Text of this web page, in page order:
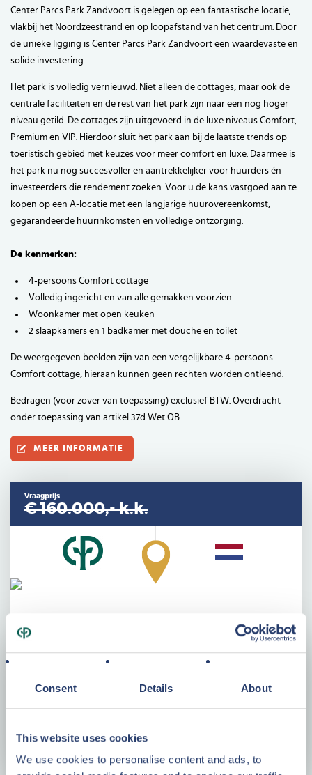
Consent Details About
This website uses cookies
We use cookies to personalise content and ads, to
Center Parcs Park Zandvoort is gelegen op een fantastische locatie,
vlakbij het Noordzeestrand en op loopafstand van het centrum. Door
de unieke ligging is Center Parcs Park Zandvoort een waardevaste en
solide investering.
Het park is volledig vernieuwd. Niet alleen de cottages, maar ook de
centrale faciliteiten en de rest van het park zijn naar een nog hoger
niveau getild. De cottages zijn uitgevoerd in de luxe niveaus Comfort,
Premium en VIP. Hierdoor sluit het park aan bij de laatste trends op
toeristisch gebied met keuzes voor meer comfort en luxe. Daarmee is
het park nu nog succesvoller en aantrekkelijker voor huurders én
investeerders die rendement zoeken. Voor u de kans vastgoed aan te
kopen op een A-locatie met een langjarige huurovereenkomst,
gegarandeerde huurinkomsten en volledige ontzorging.
De kenmerken:
4-persoons Comfort cottage
Volledig ingericht en van alle gemakken voorzien
Woonkamer met open keuken
2 slaapkamers en 1 badkamer met douche en toilet
De weergegeven beelden zijn van een vergelijkbare 4-persoons
Comfort cottage, hieraan kunnen geen rechten worden ontleend.
Bedragen (voor zover van toepassing) exclusief BTW. Overdracht
onder toepassing van artikel 37d Wet OB.
MEER INFORMATIE
Vraagprijs
€ 160.000,-k.k.
Woonopp
51 m²
Energielabel
A